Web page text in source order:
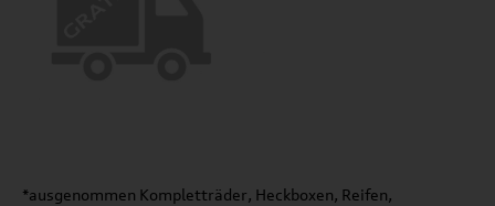
*ausgenommen Kompletträder, Heckboxen, Reifen,